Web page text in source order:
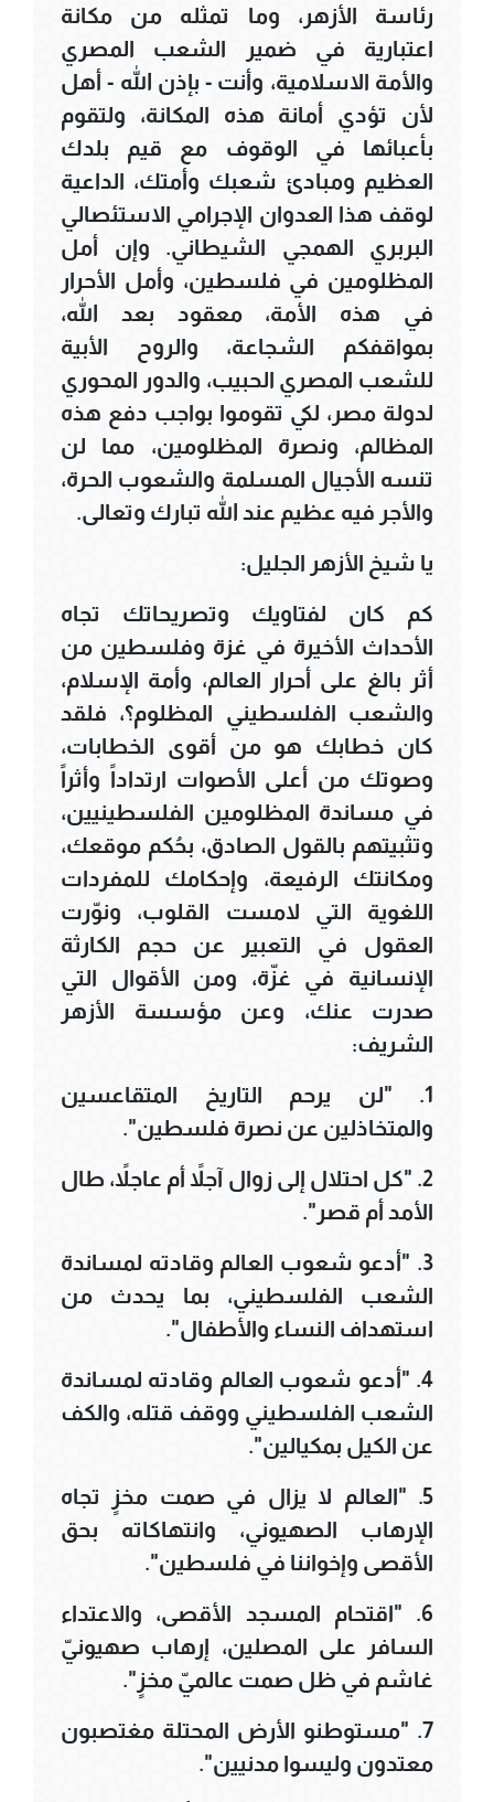
رئاسة الأزهر، وما تمثله من مكانة
اعتبارية في ضمير الشعب المصري
والأمة الاسلامية، وأنت - بإذن الله - أهل
لأن تؤدي أمانة هذه المكانة، ولتقوم
بأعبائها في الوقوف مع قيم بلدك
العظيم ومبادئ شعبك وأمتك، الداعية
لوقف هذا العدوان الإجرامي الاستئصالي
البربري الهمجي الشيطاني. وإن أمل
المظلومين في فلسطين، وأمل الأحرار
في هذه الأمة، معقود بعد الله،
بمواقفكم الشجاعة، والروح الأبية
للشعب المصري الحبيب، والدور المحوري
لدولة مصر، لكي تقوموا بواجب دفع هذه
المظالم، ونصرة المظلومين، مما لن
تنسه الأجيال المسلمة والشعوب الحرة،
والأجر فيه عظيم عند الله تبارك وتعالى.
يا شيخ الأزهر الجليل:
كم كان لفتاويك وتصريحاتك تجاه
الأحداث الأخيرة في غزة وفلسطين من
أثر بالغ على أحرار العالم، وأمة الإسلام،
والشعب الفلسطيني المظلوم؟، فلقد
كان خطابك هو من أقوى الخطابات،
وصوتك من أعلى الأصوات ارتداداً وأثراً
في مساندة المظلومين الفلسطينيين،
وتثبيتهم بالقول الصادق، بحُكم موقعك،
ومكانتك الرفيعة، وإحكامك للمفردات
اللغوية التي لامست القلوب، ونوّرت
العقول في التعبير عن حجم الكارثة
الإنسانية في غزّة، ومن الأقوال التي
صدرت عنك، وعن مؤسسة الأزهر
الشريف:
1. "لن يرحم التاريخ المتقاعسين
والمتخاذلين عن نصرة فلسطين".
2. "كل احتلال إلى زوال آجلاً أم عاجلاً، طال
الأمد أم قصر".
3. "أدعو شعوب العالم وقادته لمساندة
الشعب الفلسطيني، بما يحدث من
استهداف النساء والأطفال".
4. "أدعو شعوب العالم وقادته لمساندة
الشعب الفلسطيني ووقف قتله، والكف
عن الكيل بمكيالين".
5. "العالم لا يزال في صمت مخزٍ تجاه
الإرهاب الصهيوني، وانتهاكاته بحق
الأقصى وإخواننا في فلسطين".
6. "اقتحام المسجد الأقصى، والاعتداء
السافر على المصلين، إرهاب صهيونيّ
غاشم في ظل صمت عالميّ مخزٍ".
7. "مستوطنو الأرض المحتلة مغتصبون
معتدون وليسوا مدنيين".